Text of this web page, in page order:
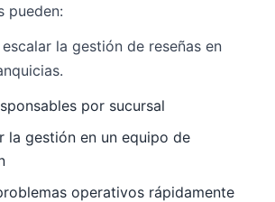
pueden:
la gestión de reseñas en
por sucursal
la gestión en un equipo de
operativos rápidamente